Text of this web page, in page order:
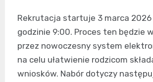
Rekrutacja startuje 3 marca 2026
godzinie 9:00. Proces ten będzie
przez nowoczesny system
na celu ułatwienie rodzicom
wniosków. Nabór dotyczy